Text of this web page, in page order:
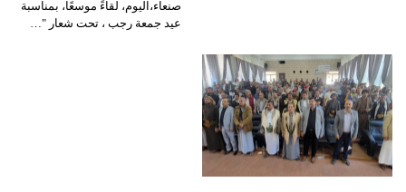
صنعاء،اليوم، لقاءً موسعًا، بمناسبة
عيد جمعة رجب ، تحت شعار "…